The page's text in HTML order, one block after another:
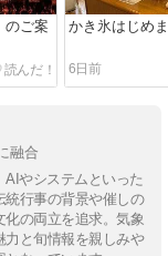
のご案
かき氷はじめ
6日前
融合
やシステムといった
統行事の背景や催しの
の両立を追求。気象
と旬情報を親しみや